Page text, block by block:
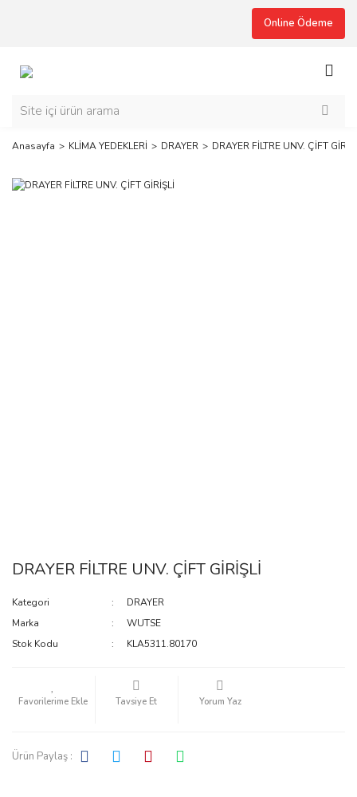
Online Ödeme
Anasayfa KLİMA YEDEKLERİ DRAYER DRAYER FİLTRE UNV. ÇİFT
DRAYER FİLTRE UNV. ÇİFT GİRİŞLİ
Kategori
DRAYER
Marka
WUTSE
Stok Kodu
KLA5311.80170
Tavsiye Et Yorum Yaz
Ürün Paylaş :